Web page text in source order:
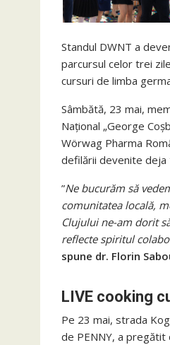
Standul DWNT a
parcursul celor trei
cursuri de limba
Sâmbătă, 23 mai,
Național „George
Wörwag Pharma
defilării devenite deja
”Ne bucurăm să
comunitatea locală,
Clujului ne-am dorit
reflecte spiritul
spune dr. Florin
LIVE cooking
Pe 23 mai, strada
de PENNY, a